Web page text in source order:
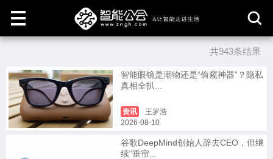
消
共943条结果
智能眼镜是潮物还是“偷窥神器”？隐私
真相全扒...
资讯
王罗浩
2026-08-10
谷歌DeepMind创始人辞去CEO，但继
续“垂帘...